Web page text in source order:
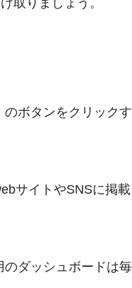
取りましょう。
ボタンをクリック
サイトやSNSに掲載
ダッシュボードは